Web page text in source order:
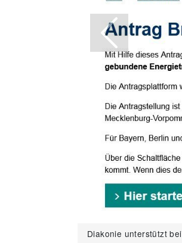
Diakonie unterstützt
Previous